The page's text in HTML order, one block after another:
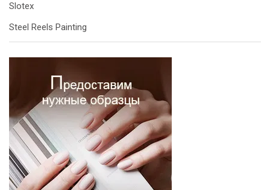
Slotex
Steel Reels Painting